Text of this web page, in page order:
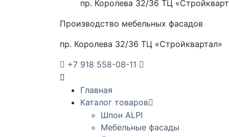
пр. Королева 32/36 ТЦ
Производство мебельных фасадов
пр. Королева 32/36 ТЦ «Стройквартал»
+7 918 558-08-11
Главная
Каталог товаров
Шпон ALPI
Мебельные фасады